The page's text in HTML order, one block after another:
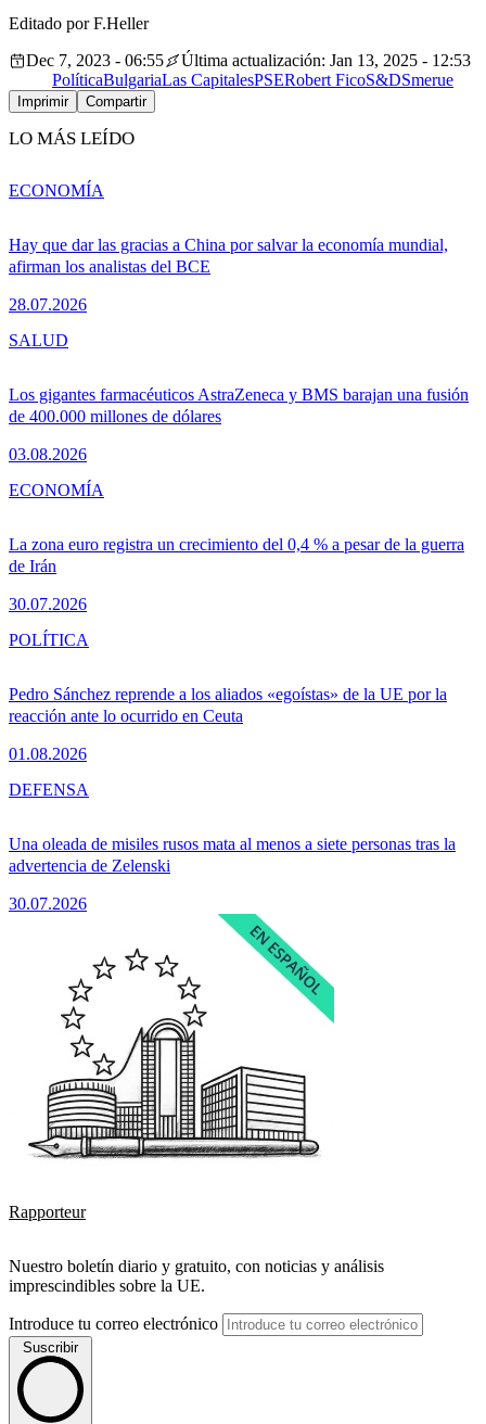
Editado por F.Heller
Dec 7, 2023 - 06:55
Última actualización: Jan 13, 2025 - 12:53
PolíticaBulgariaLas CapitalesPSERobert FicoS&DSmerue
Imprimir Compartir
LO MÁS LEÍDO
Hay que dar las gracias a China por salvar la economía mundial,
afirman los analistas del BCE
28.07.2026
ECONOMÍA
Los gigantes farmacéuticos AstraZeneca y BMS barajan una fusión
de 400.000 millones de dólares
03.08.2026
SALUD
La zona euro registra un crecimiento del 0,4 % a pesar de la guerra
de Irán
30.07.2026
ECONOMÍA
Pedro Sánchez reprende a los aliados «egoístas» de la UE por la
reacción ante lo ocurrido en Ceuta
01.08.2026
POLÍTICA
Una oleada de misiles rusos mata al menos a siete personas tras la
advertencia de Zelenski
30.07.2026
DEFENSA
Rapporteur
Nuestro boletín diario y gratuito, con noticias y análisis
imprescindibles sobre la UE.
Introduce tu correo electrónico
Suscribir